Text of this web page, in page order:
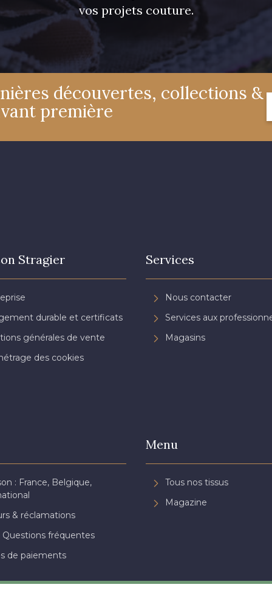
vos projets couture.
découvertes, collections &
première
Stragier
durable et certificats
générales de vente
des cookies
Services
Nous contacter
Services aux
Magasins
: France, Belgique,
& réclamations
Questions fréquentes
de paiements
Menu
Tous nos tissus
Magazine